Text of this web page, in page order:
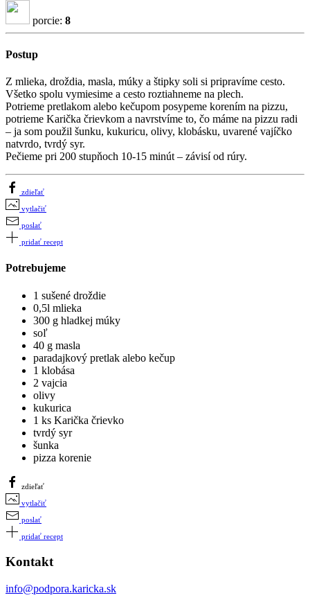
porcie: 8
Postup
Z mlieka, droždia, masla, múky a štipky soli si pripravíme cesto.
Všetko spolu vymiesime a cesto roztiahneme na plech.
Potrieme pretlakom alebo kečupom posypeme korením na pizzu,
potrieme Karička črievkom a navrstvíme to, čo máme na pizzu radi
– ja som použil šunku, kukuricu, olivy, klobásku, uvarené vajíčko
natvrdo, tvrdý syr.
Pečieme pri 200 stupňoch 10-15 minút – závisí od rúry.
zdieľať
vytlačiť
poslať
pridať recept
Potrebujeme
1 sušené droždie
0,5l mlieka
300 g hladkej múky
soľ
40 g masla
paradajkový pretlak alebo kečup
1 klobása
2 vajcia
olivy
kukurica
1 ks Karička črievko
tvrdý syr
šunka
pizza korenie
zdieľať
vytlačiť
poslať
pridať recept
Kontakt
info@podpora.karicka.sk